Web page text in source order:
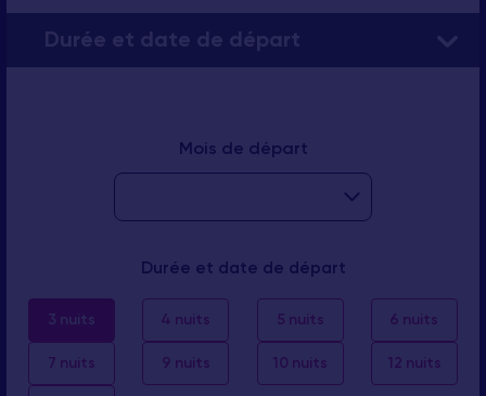
Durée et date de départ
Mois de départ
Durée et date de départ
3 nuits 4 nuits 5 nuits 6 nuits
7 nuits 9 nuits 10 nuits 12 nuits